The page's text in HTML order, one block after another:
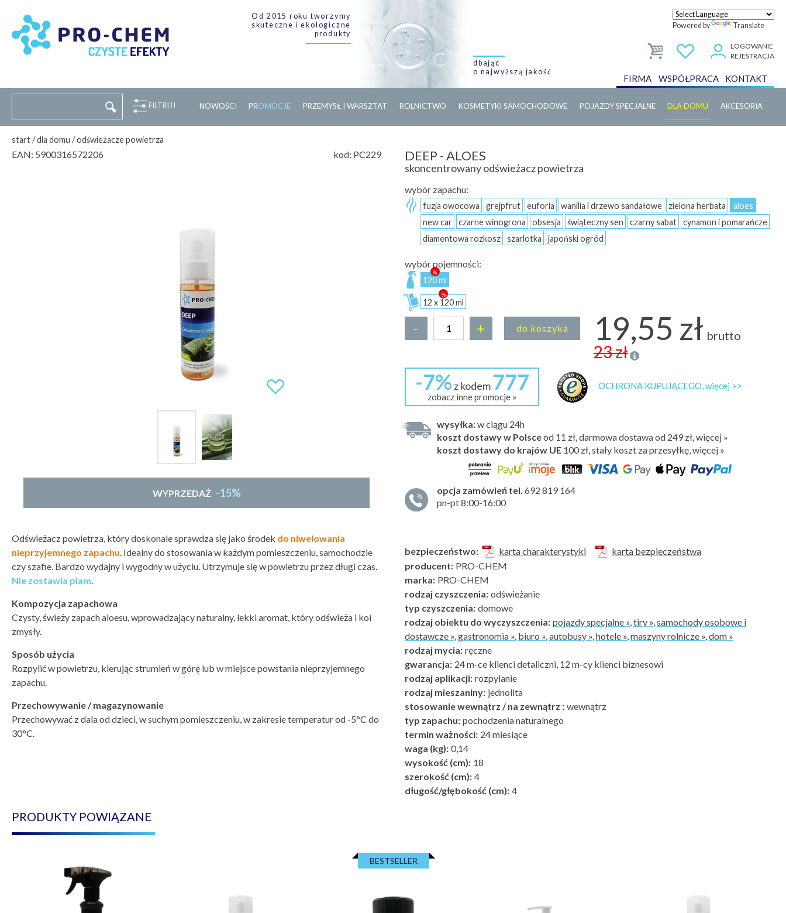
Od 2015 roku tworzymy
skuteczne i ekologiczne
produkty
dbając
o najwyższą jakość
Powered by Translate
LOGOWANIE
REJESTRACJA
FIRMA WSPÓŁPRACA KONTAKT
FILTRUJ NOWOŚCI PROMOC JE PRZEMYSŁ I WARSZTAT ROLNICTWO KOSMETYKI SAMOCHODOWE POJAZDY SPECJALNE DLA DOMU AKCESORIA
start/dla domu /odświeżacze powietrza
EAN: 5900316572206 kod: PC229
WYPRZEDAŻ -15%
DEEP - ALOES
skoncentrowany odświeżacz powietrza
wybór zapachu:
fuzja owocowa grejpfrut euforia wanilia i drzewo sandałowe zielona herbata
aloes
new car
czarne winogrona obsesja świąteczny sen czarny sabat
cynamon i pomarańcze
diamentowa rozkosz
szarlotka japoński ogród
wybór pojemności:
120 ml
12 x 120 ml
- + do koszyka 19,55 zł brutto
23 zł
-7% z kodem 777
zobacz inne promocje »
OCHRONA KUPUJĄCEGO, więcej >>
wysyłka:w ciągu 24h
koszt dostawy w Polsceod 11 zł, darmowa dostawa od 249 zł, więcej »
koszt dostawy do krajów UE 100 zł,stały koszt za przesyłkę, więcej »
opcja zamówień tel. 692 819 164
pn-pt 8:00-16:00
Odświeżacz powietrza, który doskonale sprawdza się jako środek do niwelowania
nieprzyjemnego zapachu. Idealny do stosowania w każdym pomieszczeniu, samochodzie
czy szafie. Bardzo wydajny i wygodny w użyciu. Utrzymuje się w powietrzu przez długi czas.
Nie zostawia plam.
Kompozycja zapachowa
Czysty, świeży zapach aloesu, wprowadzający naturalny, lekki aromat, który odświeża i koi
zmysły.
Sposób użycia
Rozpylić w powietrzu, kierując strumień w górę lub w miejsce powstania nieprzyjemnego
zapachu.
Przechowywanie / magazynowanie
Przechowywać z dala od dzieci, w suchym pomieszczeniu, w zakresie temperatur od -5°C do
30°C.
bezpieczeństwo: karta charakterystyki
karta bezpieczeństwa
producent: PRO-CHEM
marka: PRO-CHEM
rodzaj czyszczenia: odświeżanie
typ czyszczenia: domowe
rodzaj obiektu do wyczyszczenia: pojazdy specjalne »,tiry »,samochody osobowe i
dostawcze »,gastronomia », biuro »,autobusy »,hotele »,maszyny rolnicze »,dom »
rodzaj mycia: ręczne
gwarancja: 24 m-ce klienci detaliczni, 12 m-cy klienci biznesowi
rodzaj aplikacji: rozpylanie
rodzaj mieszaniny: jednolita
stosowanie wewnątrz / na zewnątrz : wewnątrz
typ zapachu: pochodzenia naturalnego
termin ważności: 24 miesiące
waga (kg): 0,14
wysokość (cm): 18
szerokość (cm): 4
długość/głębokość (cm): 4
PRODUKTY POWIĄZANE
BESTSELLER